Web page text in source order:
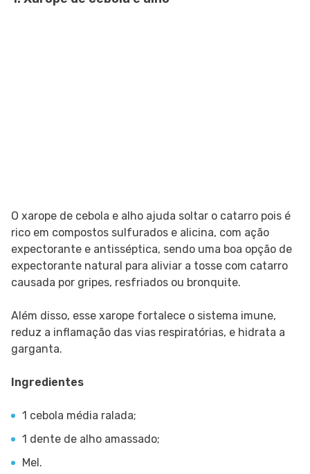
O xarope de cebola e alho ajuda soltar o catarro pois é
rico em compostos sulfurados e alicina, com ação
expectorante e antisséptica, sendo uma boa opção de
expectorante natural para aliviar a tosse com catarro
causada por gripes, resfriados ou bronquite.
Além disso, esse xarope fortalece o sistema imune,
reduz a inflamação das vias respiratórias, e hidrata a
garganta.
Ingredientes
1 cebola média ralada;
1 dente de alho amassado;
Mel.